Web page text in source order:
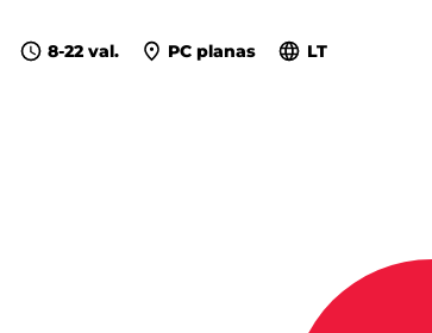
8-22 val. PC planas LT